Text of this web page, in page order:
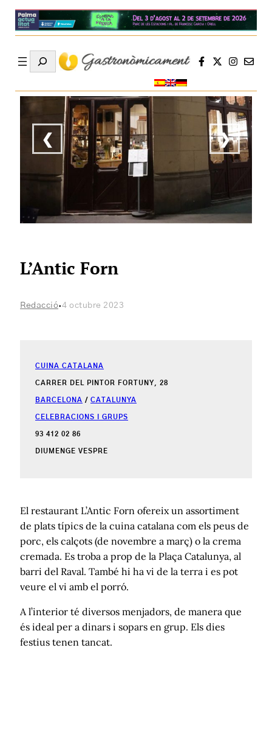
Search
❮ ❯
L’Antic Forn
Redacció·4 octubre 2023
CUINA CATALANA
CARRER DEL PINTOR FORTUNY, 28
BARCELONA / CATALUNYA
CELEBRACIONS I GRUPS
93 412 02 86
DIUMENGE VESPRE
El restaurant L’Antic Forn ofereix un assortiment
de plats típics de la cuina catalana com els peus de
porc, els calçots (de novembre a març) o la crema
cremada. Es troba a prop de la Plaça Catalunya, al
barri del Raval. També hi ha vi de la terra i es pot
veure el vi amb el porró.
A l’interior té diversos menjadors, de manera que
és ideal per a dinars i sopars en grup. Els dies
festius tenen tancat.